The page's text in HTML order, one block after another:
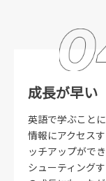
成長が早い
英語で学ぶこと
情報にアクセス
ッチアップがで
シューティング